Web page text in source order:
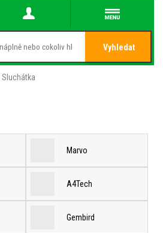
Vyhledat
Sluchátka
Marvo
A4Tech
Gembird